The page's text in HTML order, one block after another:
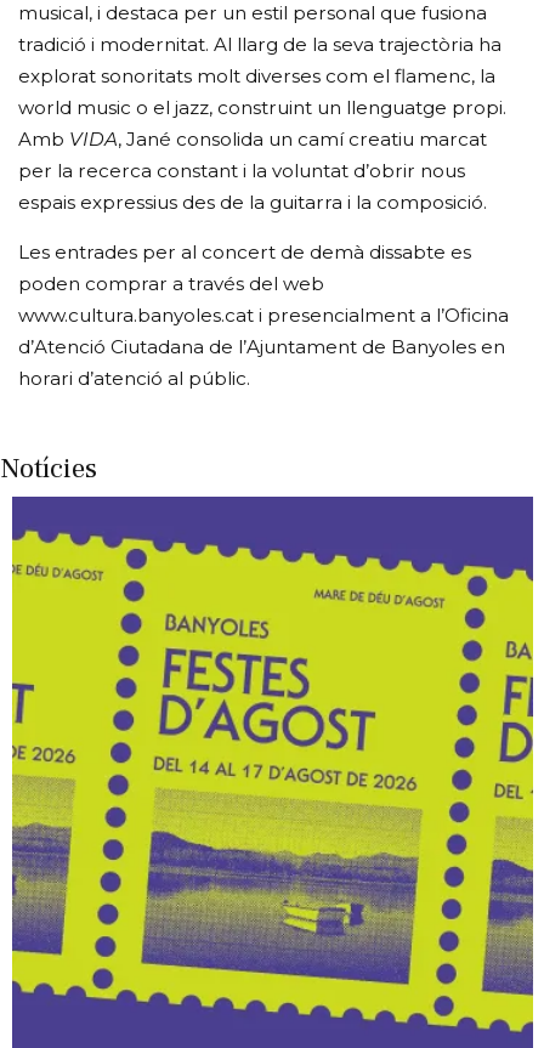
musical, i destaca per un estil personal que fusiona
tradició i modernitat. Al llarg de la seva trajectòria ha
explorat sonoritats molt diverses com el flamenc, la
world music o el jazz, construint un llenguatge propi.
Amb VIDA, Jané consolida un camí creatiu marcat
per la recerca constant i la voluntat d’obrir nous
espais expressius des de la guitarra i la composició.
Les entrades per al concert de demà dissabte es
poden comprar a través del web
www.cultura.banyoles.cat i presencialment a l’Oficina
d’Atenció Ciutadana de l’Ajuntament de Banyoles en
horari d’atenció al públic.
Notícies